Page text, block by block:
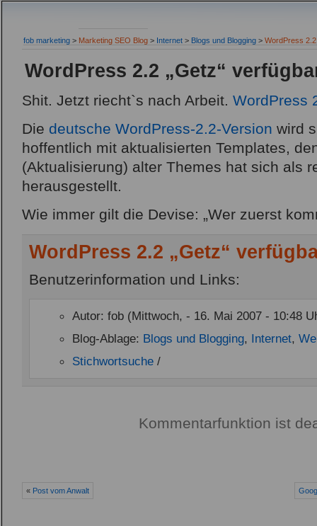
fob marketing > Marketing SEO Blog > Internet > Blogs und Blogging > WordPress
WordPress 2.2 „Getz“
Shit. Jetzt riecht`s nach Arbeit. WordPress
Die deutsche WordPress-2.2-Version wird
hoffentlich mit aktualisierten Templates,
(Aktualisierung) alter Themes hat sich als
herausgestellt.
Wie immer gilt die Devise: „Wer zuerst
WordPress 2.2 „Getz“
Benutzerinformation und Links:
Autor: fob (Mittwoch, - 16. Mai 2007 - 10:48
Blog-Ablage: Blogs und Blogging, Internet,
Stichwortsuche /
Kommentarfunktion ist
« Post vom Anwalt